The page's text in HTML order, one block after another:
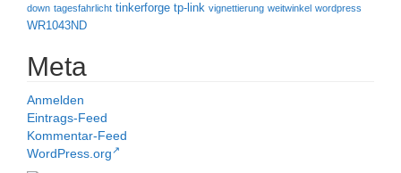
down tagesfahrlicht tinkerforge tp-link vignettierung weitwinkel wordpress
WR1043ND
Meta
Anmelden
Eintrags-Feed
Kommentar-Feed
WordPress.org